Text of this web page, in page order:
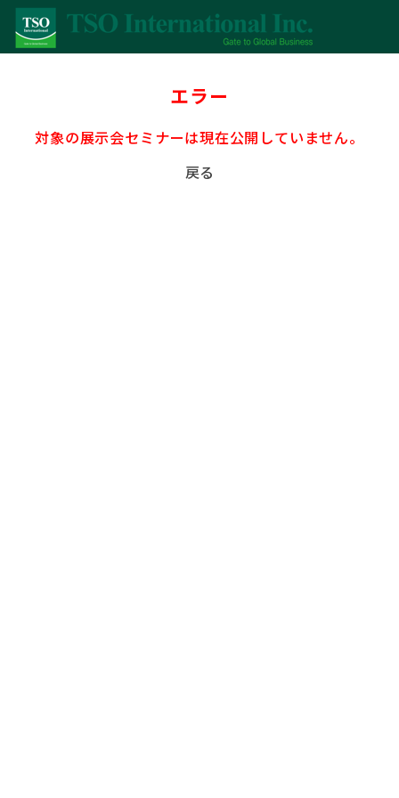
エラー
対象の展示会セミナーは現在公開していません。